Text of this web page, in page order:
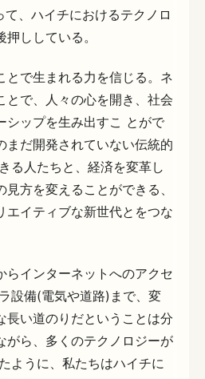
、ハイチにおけるテクノロ
ししている。
とで生まれる力を信じる。ネ
とで、人々の心を開き、社会
シップを生み出すこ とがで
まだ開発されていない伝統的
る人たちと、経済を変革し
方を変えることができる、
エイティブな新世代とをつな
らインターネットへのアクセ
設備(電気や道路)まで、変
長い道のりだということは分
がら、多くのテクノロジーが
ように、私たちはハイチに